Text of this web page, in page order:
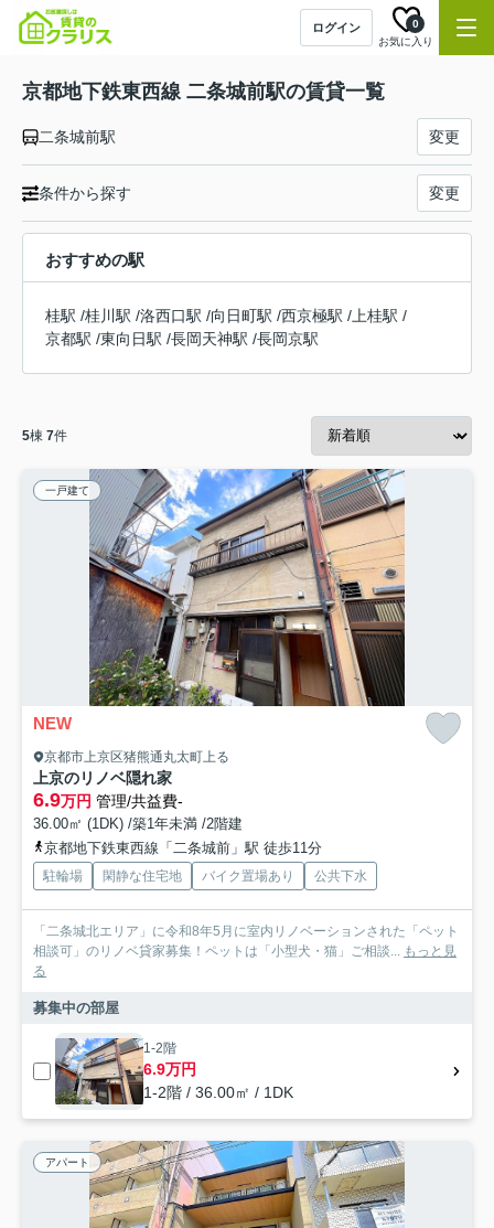
ログイン
お気に入り
0
京都地下鉄東西線 二条城前駅の賃貸一覧
二条城前駅 変更
条件から探す 変更
おすすめの駅
桂駅 /桂川駅 /洛西口駅 /向日町駅 /西京極駅 / 上桂駅 /
京都駅 /東向日駅 /長岡天神駅 /長岡京駅
5棟 7件
一戸建て
NEW
京都市上京区猪熊通丸太町上る
上京のリノベ隠れ家
6.9万円 管理/共益費-
36.00㎡ (1DK) /築1年未満 /2階建
京都地下鉄東西線「二条城前」駅 徒歩11分
駐輪場 閑静な住宅地 バイク置場あり 公共下水
「二条城北エリア」に令和8年5月に室内リノベーションされた「ペット
相談可」のリノベ貸家募集！ペットは「小型犬・猫」ご相談... もっと見
る
募集中の部屋
1-2階
6.9万円
1-2階 / 36.00㎡ / 1DK
アパート